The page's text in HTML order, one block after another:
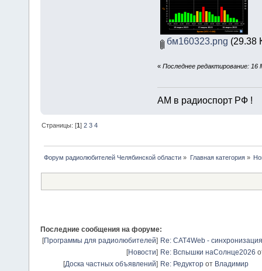
бм160323.png (29.38
« Последнее редактирование:
АМ в радиоспорт РФ !
Страницы: [1]2 3 4
Форум радиолюбителей Челябинской области » Главная категория»
Последние сообщения на форуме:
[Программы для радиолюбителей] Re: CAT4Web -
[Новости] Re: Вспышки наСолнце2026
[Доска частных объявлений] Re: Редуктор от Владимир